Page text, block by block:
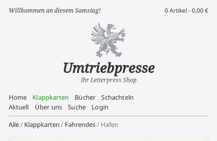
Willkommen an diesem Samstag!
Umtriebpresse
Ihr Letterpress Shop
0 Artikel -0,00€
Home Klappkarten Bücher
Schachteln
Aktuell
Über uns Suche
Login
Alle/ Klappkarten / Fahrendes/ Hafen